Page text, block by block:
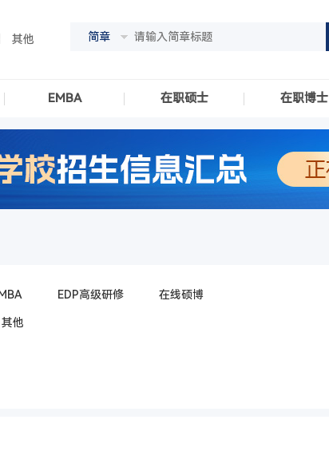
其他 简章
EMBA 在职硕士 在职博士
EDP高级研修 在线硕博
其他